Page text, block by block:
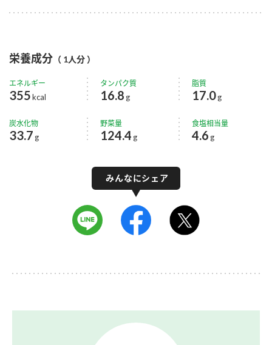
栄養成分 （ 1人分 ）
エネルギー
355kcal
タンパク質
16.8 g
脂質
17.0 g
炭水化物
33.7 g
野菜量
124.4 g
食塩相当量
4.6 g